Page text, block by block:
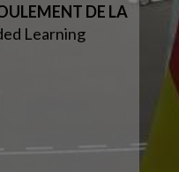
DE LA
Learning